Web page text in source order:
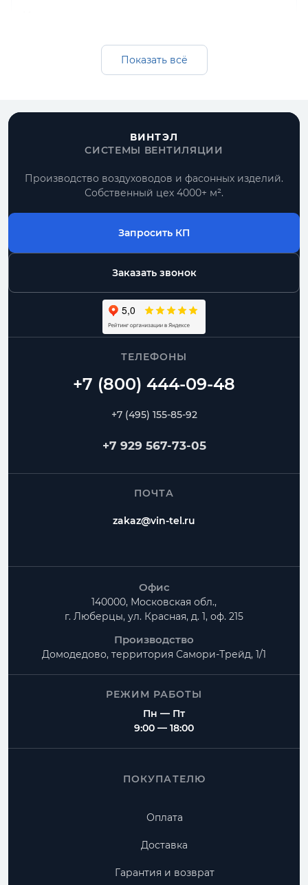
толщину, материал и комплектующие под
монтажную схему.
Все круглые воздуховоды
По проекту
типовые позиции и нестандартные размеры
воздуховоды и фасонные части одного
доставка, самовывоз, работа с монтажниками
Частые вопросы
Можно ли изготовить нестандартный размер?
Можно ли собрать весь комплект вентиляции?
Показать всё
ВИНТЭЛ
СИСТЕМЫ ВЕНТИЛЯЦИИ
Производство воздуховодов и фасонных изделий.
Собственный цех 4000+ м².
Запросить КП
Заказать звонок
ТЕЛЕФОНЫ
+7 (495) 155-85-92
+7 929 567-73-05
ПОЧТА
zakaz@vin-tel.ru
Офис
140000, Московская обл.,
г. Люберцы, ул. Красная, д. 1, оф. 215
Производство
Домодедово, территория Самори-Трейд, 1/1
РЕЖИМ РАБОТЫ
Пн — Пт
9:00 — 18:00
ПОКУПАТЕЛЮ
Оплата
Доставка
Гарантия и возврат